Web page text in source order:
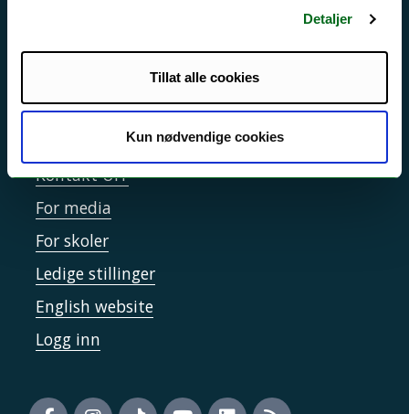
Detaljer
Tillat alle cookies
Kun nødvendige cookies
Informasjonskapsler
Tilgjengelighetserklæring
Kontakt UiT
For media
For skoler
Ledige stillinger
English website
Logg inn